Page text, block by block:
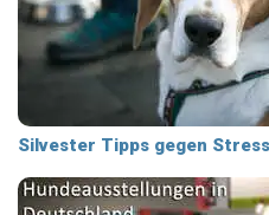
Silvester Tipps gegen Stress